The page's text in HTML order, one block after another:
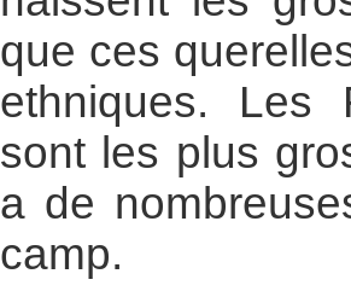
que ces
ethniques. Les
sont les plus
a de
camp.